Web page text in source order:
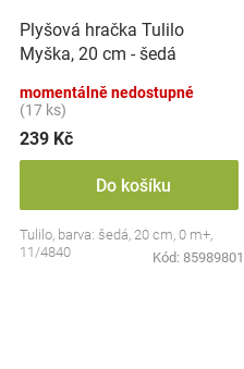
Plyšová hračka Tulilo
Myška, 20 cm - šedá
momentálně nedostupné
(17 ks)
239 Kč
Do košíku
Tulilo, barva: šedá, 20 cm, 0 m+,
11/4840
Kód: 85989801